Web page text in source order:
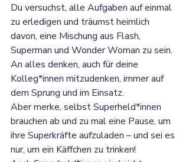
Du versuchst, alle Aufgaben auf einmal
zu erledigen und träumst heimlich
davon, eine Mischung aus Flash,
Superman und Wonder Woman zu sein.
An alles denken, auch für deine
Kolleg*innen mitzudenken, immer auf
dem Sprung und im Einsatz.
Aber merke, selbst Superheld*innen
brauchen ab und zu mal eine Pause, um
ihre Superkräfte aufzuladen – und sei es
nur, um ein Käffchen zu trinken!